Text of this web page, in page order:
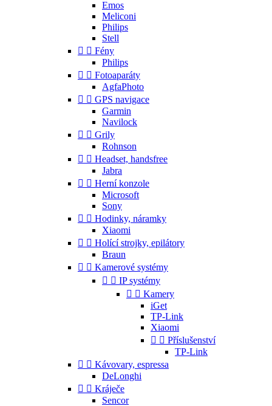
Emos
Meliconi
Philips
Stell
  Fény
Philips
  Fotoaparáty
AgfaPhoto
  GPS navigace
Garmin
Navilock
  Grily
Rohnson
  Headset, handsfree
Jabra
  Herní konzole
Microsoft
Sony
  Hodinky, náramky
Xiaomi
  Holící strojky, epilátory
Braun
  Kamerové systémy
  IP systémy
  Kamery
iGet
TP-Link
Xiaomi
  Příslušenství
TP-Link
  Kávovary, espressa
DeLonghi
  Kráječe
Sencor